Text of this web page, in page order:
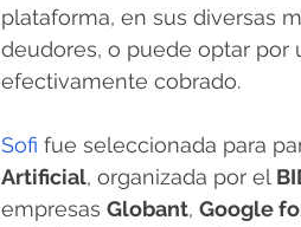
plataforma, en sus diversas
deudores, o puede optar por
efectivamente cobrado.
Sofi fue seleccionada para
Artificial, organizada por el
empresas Globant, Google